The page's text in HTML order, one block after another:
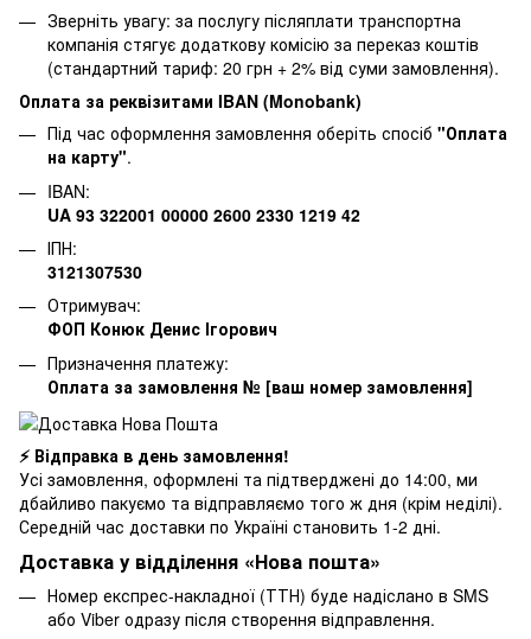
Зверніть увагу: за послугу післяплати транспортна
компанія стягує додаткову комісію за переказ коштів
(стандартний тариф: 20 грн + 2% від суми замовлення).
Оплата за реквізитами IBAN (Monobank)
Під час оформлення замовлення оберіть спосіб "Оплата
на карту".
IBAN:
UA 93 322001 00000 2600 2330 1219 42
ІПН:
3121307530
Отримувач:
ФОП Конюк Денис Ігорович
Призначення платежу:
Оплата за замовлення № [ваш номер замовлення]
⚡ Відправка в день замовлення!
Усі замовлення, оформлені та підтверджені до 14:00, ми
дбайливо пакуємо та відправляємо того ж дня (крім неділі).
Середній час доставки по Україні становить 1-2 дні.
Доставка у відділення «Нова пошта»
Номер експрес-накладної (ТТН) буде надіслано в SMS
або Viber одразу після створення відправлення.